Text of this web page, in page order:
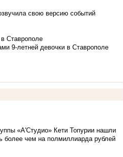
свою версию событий
Ставрополе
9-летней девочки в Ставрополе
«А'Студио» Кети Топурии нашли
более чем на полмиллиарда рублей